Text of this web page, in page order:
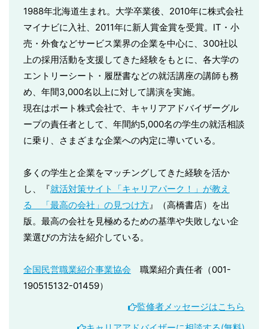
1988年北海道生まれ。大学卒業後、2010年に株式会社
マイナビに入社、2011年に新人賞金賞を受賞。IT・小
売・外食などサービス業界の企業を中心に、300社以
上の採用活動を支援してきた経験をもとに、各大学の
エントリーシート・履歴書などの就活講座の講師も務
め、年間3,000名以上に対して講演を実施。
現在はポート株式会社で、キャリアアドバイザーグル
ープの責任者として、年間約5,000名の学生の就活相談
に乗り、さまざまな企業への内定に導いている。
多くの学生と企業をマッチングしてきた経験を活か
し、『就活対策サイト「キャリアパーク！」が教え
る 「最高の会社」の見つけ方』（高橋書店）を出
版。最高の会社を見極めるための基準や失敗しない企
業選びの方法を紹介している。
全国民営職業紹介事業協会 職業紹介責任者（001-
190515132-01459）
監修者メッセージはこちら